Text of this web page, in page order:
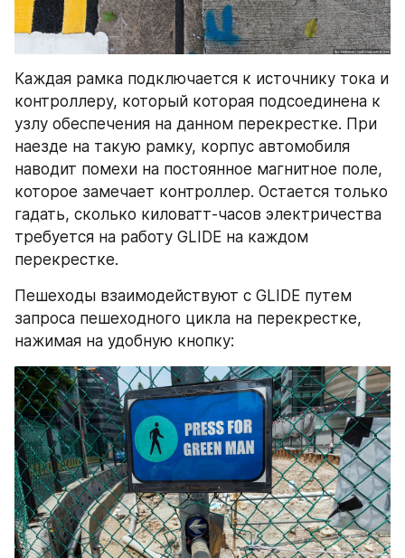
Каждая рамка подключается к источнику тока и
контроллеру, который которая подсоединена к
узлу обеспечения на данном перекрестке. ​При
наезде на такую рамку, корпус автомобиля
наводит помехи на постоянное магнитное поле,
которое замечает контроллер. Остается только
гадать, сколько киловатт-часов электричества
требуется на работу GLIDE на каждом
перекрестке.
Пешеходы взаимодействуют с GLIDE путем
запроса пешеходного цикла на перекрестке,
нажимая на удобную кнопку: